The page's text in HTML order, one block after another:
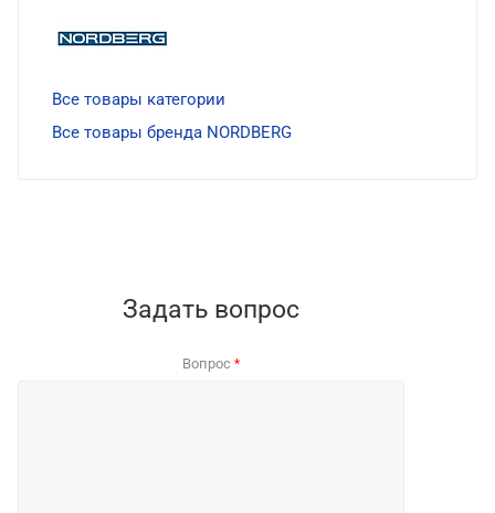
Все товары категории
Все товары бренда NORDBERG
Задать вопрос
Вопрос *